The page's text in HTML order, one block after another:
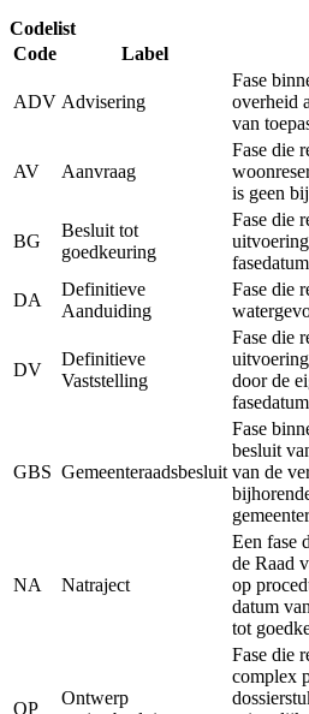
Codelist
Code
Label
ADV Advisering
Fase
overheid
van
AV Aanvraag
Fase die
is geen
BG
Besluit tot
goedkeuring
Fase die
DA
Definitieve
Aanduiding
Fase die
DV
Definitieve
Vaststelling
Fase die
door de
GBS Gemeenteraadsbesluit
Fase
besluit
van de
NA Natraject
Een fase
de Raad
op
datum
tot
OP
Ontwerp
Fase die
complex